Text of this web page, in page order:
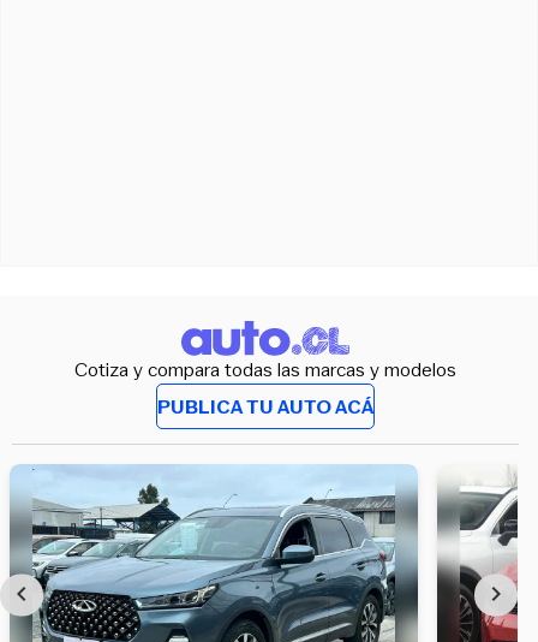
Cotiza y compara todas las marcas y modelos
PUBLICA TU AUTO ACÁ